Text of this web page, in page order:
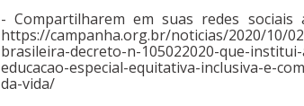
- Compartilharem em suas redes sociais
https://campanha.org.br/noticias/2020/10/
brasileira-decreto-n-105022020-que-
educacao-especial-equitativa-inclusiva-e-
da-vida/